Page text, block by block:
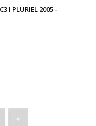
I PLURIEL 2005 -
»